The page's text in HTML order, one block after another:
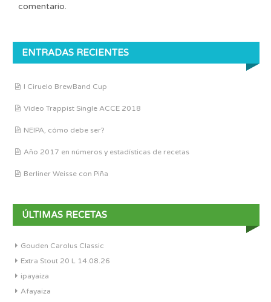
comentario.
ENTRADAS RECIENTES
I Ciruelo BrewBand Cup
Vídeo Trappist Single ACCE 2018
NEIPA, cómo debe ser?
Año 2017 en números y estadísticas de recetas
Berliner Weisse con Piña
ÚLTIMAS RECETAS
Gouden Carolus Classic
Extra Stout 20 L 14.08.26
ipayaiza
Afayaiza